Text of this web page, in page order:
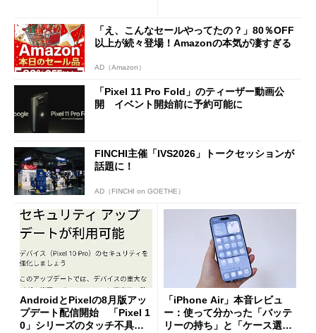
「え、こんなセールやってたの？」80％OFF
以上が続々登場！Amazonの本気が凄すぎる
AD（Amazon）
「Pixel 11 Pro Fold」のティーザー動画公
開 イベント開始前に予約可能に
FINCHI主催「IVS2026」トークセッションが
話題に！
AD（FINCHI on GOETHE）
AndroidとPixelの8月版アッ
プデート配信開始 「Pixel 1
0」シリーズのタッチ不具合
「iPhone Air」本音レビュ
ー：使って分かった「バッテ
リーの持ち」と「ケース選